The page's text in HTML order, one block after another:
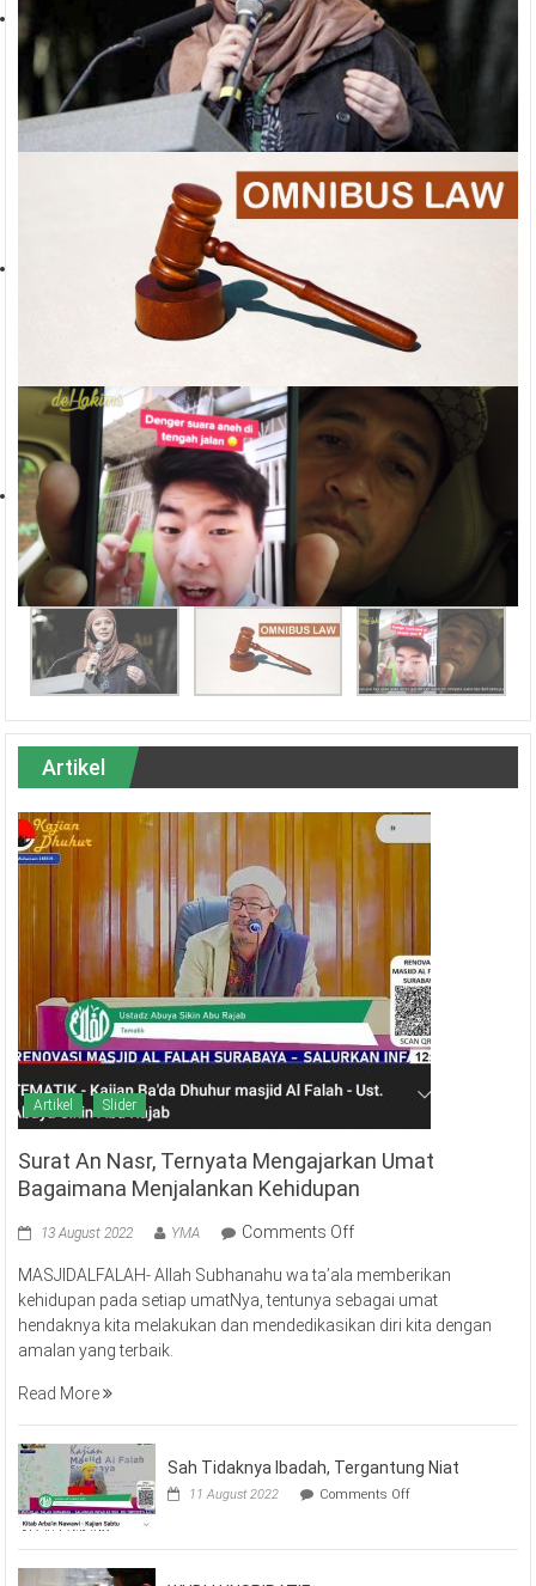
Artikel
Artikel Slider
Surat An Nasr, Ternyata Mengajarkan Umat
Bagaimana Menjalankan Kehidupan
13 August 2022 YMA Comments Offon
An
Nasr,
Ternyata
Menjalankan
Kehidupan
MASJIDALFALAH- Allah Subhanahu wa ta’ala memberikan
kehidupan pada setiap umatNya, tentunya sebagai umat
hendaknya kita melakukan dan mendedikasikan diri kita dengan
amalan yang terbaik.
Read More
Sah Tidaknya Ibadah, Tergantung Niat
11 August 2022 Comments Offon
Ibadah,